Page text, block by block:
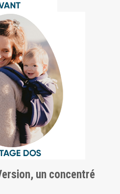
un concentré